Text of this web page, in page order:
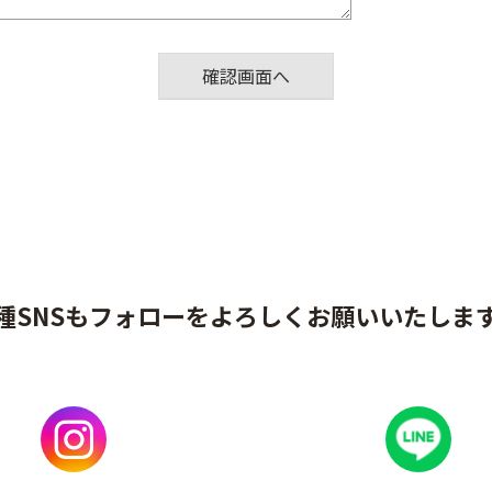
SNSもフォローをよろしくお願いいたしま